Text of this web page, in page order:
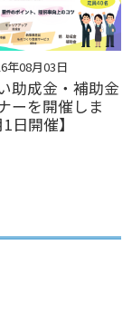
年08月03日
助成金・補助金
ーを開催しま
日開催】